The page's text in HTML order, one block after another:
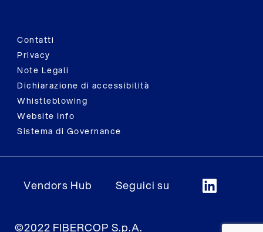
Contatti
Privacy
Note Legali
Dichiarazione di accessibilità
Whistleblowing
Website Info
Sistema di Governance
Vendors Hub Seguici su
©2022 FIBERCOP S.p.A.